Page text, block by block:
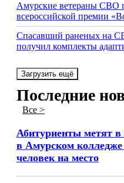
Амурские ветераны СВО
всероссийской премии
Спасавший раненых на
получил комплекты
Загрузить ещё
Последние
Все >
Абитуриенты метят в
в Амурском
человек на место